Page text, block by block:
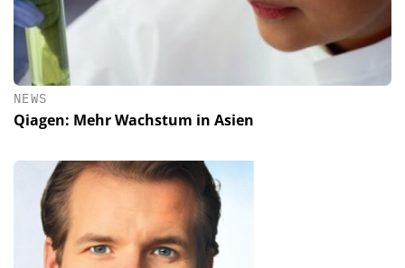
NEWS
Qiagen: Mehr Wachstum in Asien